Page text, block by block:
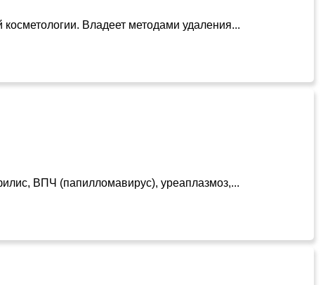
Владеет методами удаления...
ВПЧ (папилломавирус), уреаплазмоз,...